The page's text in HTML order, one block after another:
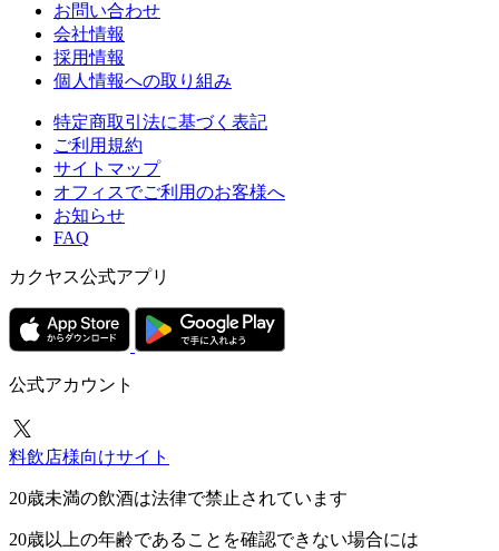
お問い合わせ
会社情報
採用情報
個人情報への取り組み
特定商取引法に基づく表記
ご利用規約
サイトマップ
オフィスでご利用のお客様へ
お知らせ
FAQ
カクヤス公式アプリ
公式アカウント
料飲店様向けサイト
20歳未満の飲酒は法律で禁止されています
20歳以上の年齢であることを確認できない場合には